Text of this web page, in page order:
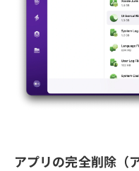
アプリの完全削除（